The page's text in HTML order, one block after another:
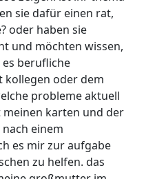
sie dafür einen rat,
oder haben sie
und möchten wissen,
berufliche
kollegen oder dem
probleme aktuell
karten und der
einem
es mir zur aufgabe
zu helfen. das